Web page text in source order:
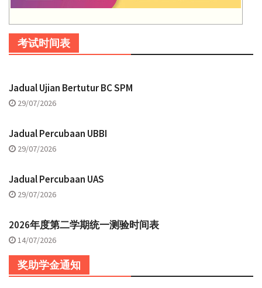
考试时间表
Jadual Ujian Bertutur BC SPM
29/07/2026
Jadual Percubaan UBBI
29/07/2026
Jadual Percubaan UAS
29/07/2026
2026年度第二学期统一测验时间表
14/07/2026
奖助学金通知